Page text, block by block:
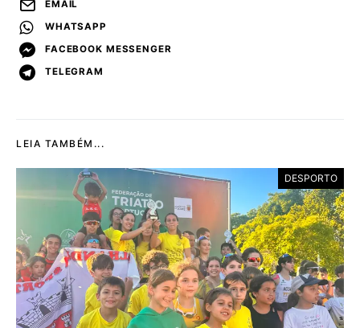
EMAIL
WHATSAPP
FACEBOOK MESSENGER
TELEGRAM
LEIA TAMBÉM...
DESPORTO